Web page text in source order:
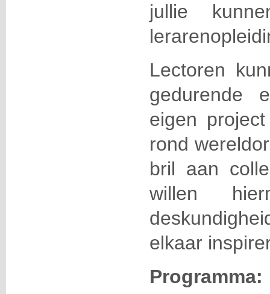
jullie
Lectoren
gedurende
eigen
rond
bril aan
willen
elkaar
Programma: